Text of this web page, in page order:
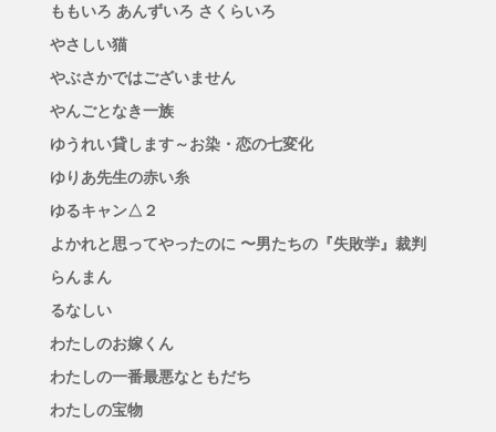
ももいろ あんずいろ さくらいろ
やさしい猫
やぶさかではございません
やんごとなき一族
ゆうれい貸します～お染・恋の七変化
ゆりあ先生の赤い糸
ゆるキャン△２
よかれと思ってやったのに 〜男たちの『失敗学』裁判
らんまん
るなしい
わたしのお嫁くん
わたしの一番最悪なともだち
わたしの宝物